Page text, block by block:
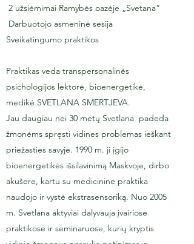
2 užsiėmimai Ramybės oazėje „Svetana“
Darbuotojo asmeninė sesija
Sveikatingumo praktikos
Praktikas veda transpersonalinės
psichologijos lektorė, bioenergetikė,
medikė SVETLANA SMERTJEVA.
Jau daugiau nei 30 metų Svetlana padeda
žmonėms spręsti vidines problemas ieškant
priežasties savyje. 1990 m. ji įgijo
bioenergetikės išsilavinimą Maskvoje, dirbo
akušere, kartu su medicinine praktika
naudojo ir vystė ekstrasensoriką. Nuo 2005
m. Svetlana aktyviai dalyvauja įvairiose
praktikose ir seminaruose, kurių kryptis